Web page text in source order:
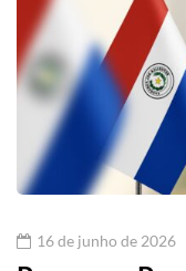
16 de junho de 2026